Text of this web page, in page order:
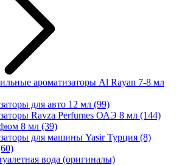
ароматизаторы Al Rayan 7-8 мл
для авто 12 мл (99)
Ravza Perfumes ОАЭ 8 мл (144)
8 мл (39)
для машины Yasir Турция (8)
вода (оригиналы)